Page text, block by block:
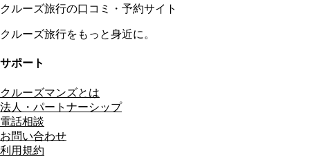
クルーズ旅行の口コミ・予約サイト
クルーズ旅行をもっと身近に。
サポート
クルーズマンズとは
法人・パートナーシップ
電話相談
お問い合わせ
利用規約